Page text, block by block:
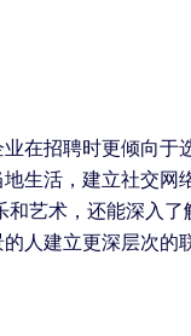
在招聘时更倾向于
生活，建立社交网
艺术，还能深入
人建立更深层次的